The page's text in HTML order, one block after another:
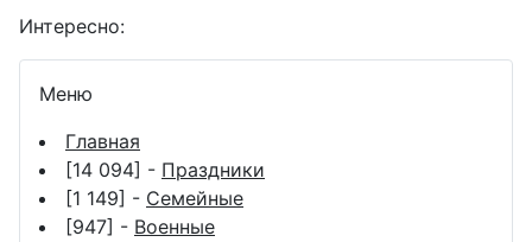
Интересно:
Меню
Главная
[14 094] - Праздники
[1 149] - Семейные
[947] - Военные